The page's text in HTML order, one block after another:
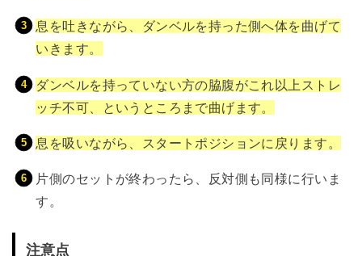
息を吐きながら、ダンベルを持った側へ体を曲げて
いきます。
ダンベルを持っていない方の脇腹がこれ以上ストレ
ッチ不可、というところまで曲げます。
息を吸いながら、スタートポジションに戻ります。
片側のセットが終わったら、反対側も同様に行いま
す。
注意点